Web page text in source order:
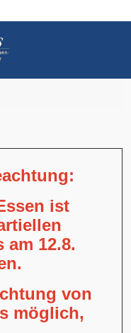
ist
12.8.
von
möglich,